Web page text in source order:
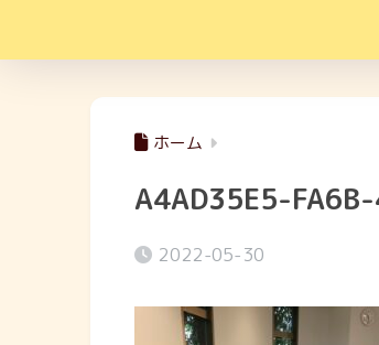
ホーム
A4AD35E5-
2022-05-30